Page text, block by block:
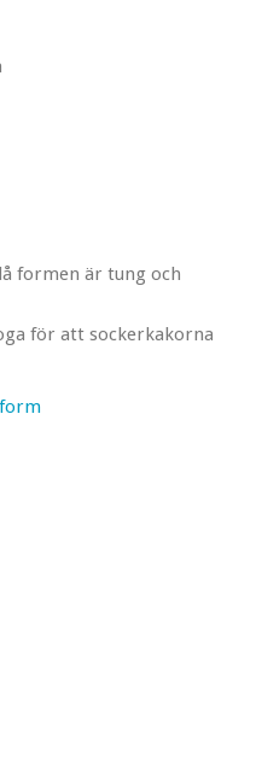
formen är tung och
för att sockerkakorna